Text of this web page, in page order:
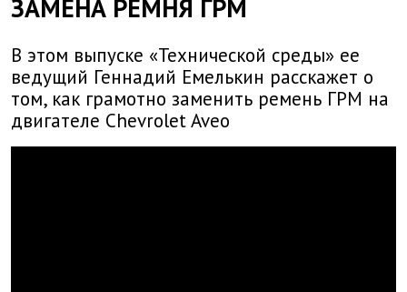
ЗАМЕНА РЕМНЯ ГРМ
В этом выпуске «Технической среды» ее
ведущий Геннадий Емелькин расскажет о
том, как грамотно заменить ремень ГРМ на
двигателе Chevrolet Aveo